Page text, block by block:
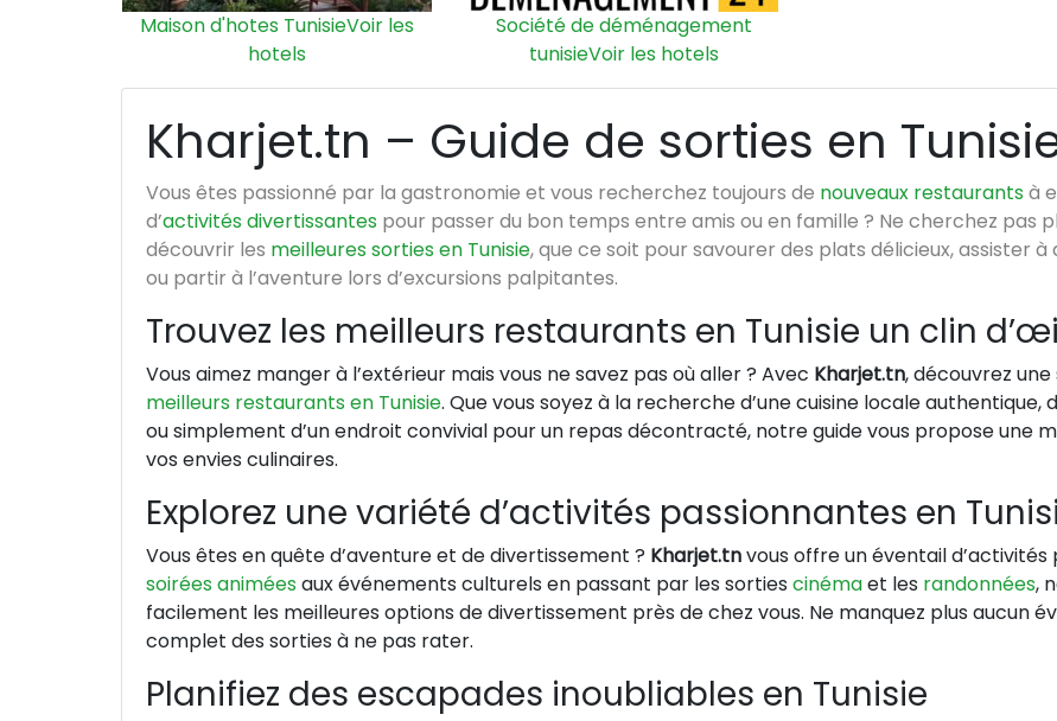
Maison d'hotes TunisieVoir les
hotels
Société de déménagement
tunisieVoir les hotels
Kharjet.tn – Guide de sorties en
Vous êtes passionné par la gastronomie et vous recherchez toujours de nouveaux restaurants à
d’activités divertissantes pour passer du bon temps entre amis ou en famille ? Ne cherchez pas
découvrir les meilleures sorties en Tunisie, que ce soit pour savourer des plats délicieux, assister
ou partir à l’aventure lors d’excursions palpitantes.
Trouvez les meilleurs restaurants en Tunisie un clin
Vous aimez manger à l’extérieur mais vous ne savez pas où aller ? Avec Kharjet.tn, découvrez
meilleurs restaurants en Tunisie. Que vous soyez à la recherche d’une cuisine locale
ou simplement d’un endroit convivial pour un repas décontracté, notre guide vous propose une
vos envies culinaires.
Explorez une variété d’activités passionnantes en
Vous êtes en quête d’aventure et de divertissement ? Kharjet.tnvous offre un éventail d’activités
soirées animées aux événements culturels en passant par les sorties cinémaet les randonnées,
facilement les meilleures options de divertissement près de chez vous. Ne manquez plus aucun
complet des sorties à ne pas rater.
Planifiez des escapades inoubliables en Tunisie